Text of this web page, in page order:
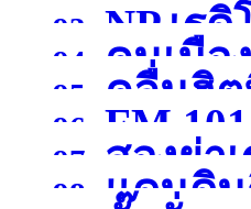
สระบุรี)
93. NP.เร
)
94. คนเมือ
95.
คลื่นฮิต
อุดรธานี )
96. FM
97. สองย่า
98.
แดนดิน